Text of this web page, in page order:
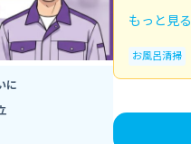
に
もっと見る
お風呂清掃